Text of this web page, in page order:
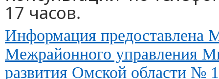
17 часов.
Информация предоставлена
Межрайонного управления
развития Омской области № 1